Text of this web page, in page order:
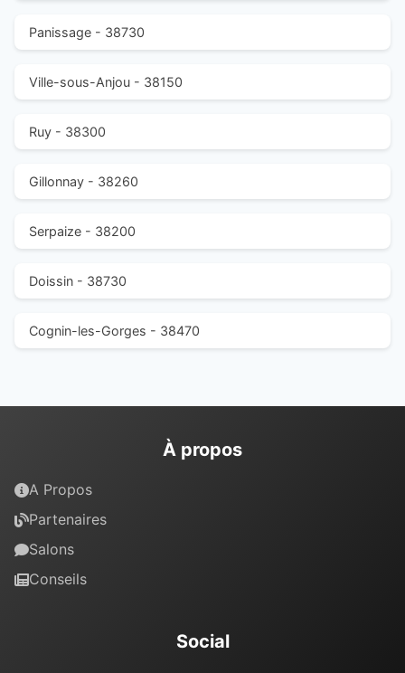
Panissage - 38730
Ville-sous-Anjou - 38150
Ruy - 38300
Gillonnay - 38260
Serpaize - 38200
Doissin - 38730
Cognin-les-Gorges - 38470
À propos
A Propos
Partenaires
Salons
Conseils
Social